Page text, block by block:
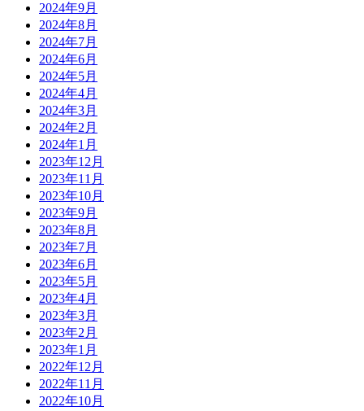
2024年9月
2024年8月
2024年7月
2024年6月
2024年5月
2024年4月
2024年3月
2024年2月
2024年1月
2023年12月
2023年11月
2023年10月
2023年9月
2023年8月
2023年7月
2023年6月
2023年5月
2023年4月
2023年3月
2023年2月
2023年1月
2022年12月
2022年11月
2022年10月